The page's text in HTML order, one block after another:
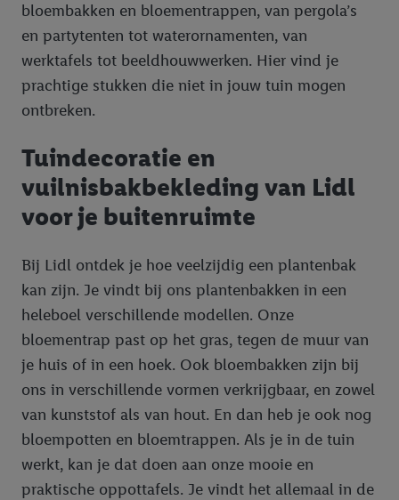
bloembakken en bloementrappen, van pergola’s
en partytenten tot waterornamenten, van
werktafels tot beeldhouwwerken. Hier vind je
prachtige stukken die niet in jouw tuin mogen
ontbreken.
Tuindecoratie en
vuilnisbakbekleding van Lidl
voor je buitenruimte
Bij Lidl ontdek je hoe veelzijdig een plantenbak
kan zijn. Je vindt bij ons plantenbakken in een
heleboel verschillende modellen. Onze
bloementrap past op het gras, tegen de muur van
je huis of in een hoek. Ook bloembakken zijn bij
ons in verschillende vormen verkrijgbaar, en zowel
van kunststof als van hout. En dan heb je ook nog
bloempotten en bloemtrappen. Als je in de tuin
werkt, kan je dat doen aan onze mooie en
praktische oppottafels. Je vindt het allemaal in de